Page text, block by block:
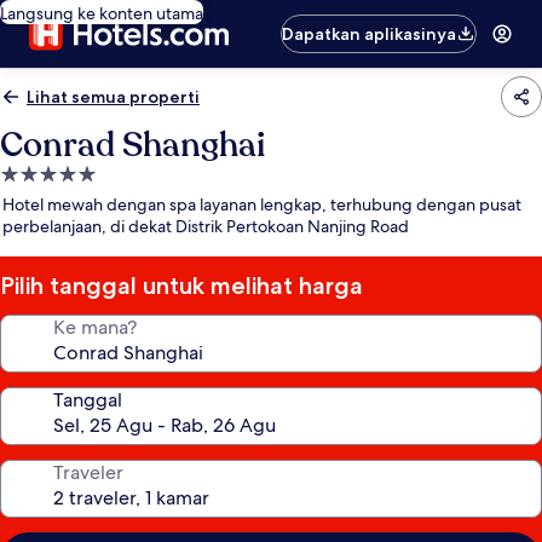
Langsung ke konten utama
Dapatkan aplikasinya
Lihat semua properti
Conrad Shanghai
Properti
bintang
5.0
Hotel mewah dengan spa layanan lengkap, terhubung dengan pusat
perbelanjaan, di dekat Distrik Pertokoan Nanjing Road
Pilih tanggal untuk melihat harga
Ke mana?
Tanggal
Traveler